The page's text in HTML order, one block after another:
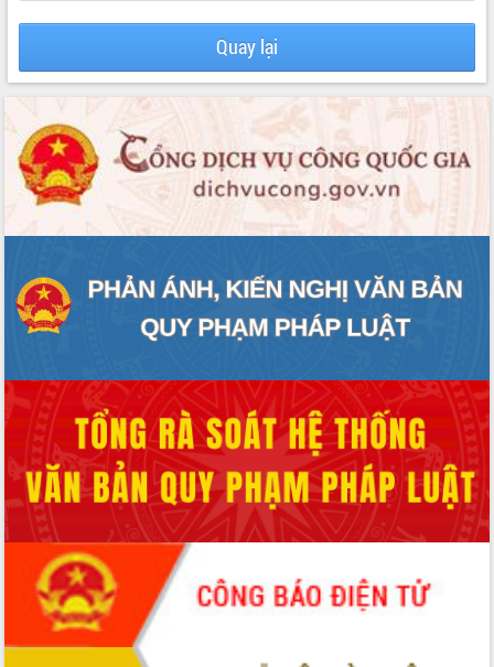
UBND CÁC XÃ, PHƯỜNG
THÔNG TIN CHỈ ĐẠO ĐIỀU HÀNH
VĂN BẢN HĐND TỈNH
ĐIỂM TIN VĂN BẢN
Quay lại